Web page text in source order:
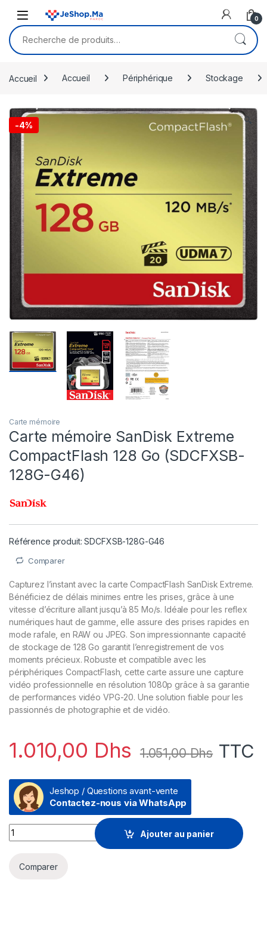
0
Recherche pour :
Accueil Accueil Périphérique Stockage
-4% 🔍
Carte mémoire
Carte mémoire SanDisk Extreme
CompactFlash 128 Go (SDCFXSB-
128G-G46)
Référence produit: SDCFXSB-128G-G46
Comparer
Capturez l’instant avec la carte CompactFlash SanDisk Extreme.
Bénéficiez de délais minimes entre les prises, grâce à une
vitesse d’écriture allant jusqu’à 85 Mo/s. Idéale pour les reflex
numériques haut de gamme, elle assure des prises rapides en
mode rafale, en RAW ou JPEG. Son impressionnante capacité
de stockage de 128 Go garantit l’enregistrement de vos
moments précieux. Robuste et compatible avec les
périphériques CompactFlash, cette carte assure une capture
vidéo professionnelle en résolution 1080p grâce à sa garantie
de performances vidéo VPG-20. Une solution fiable pour les
passionnés de photographie et de vidéo.
1.010,00 Dhs 1.051,00Dhs TTC
Jeshop / Questions avant-vente
Contactez-nous via WhatsApp
Carte mémoire SanDisk Extreme CompactFlash 128 Go
Ajouter au panier
Comparer